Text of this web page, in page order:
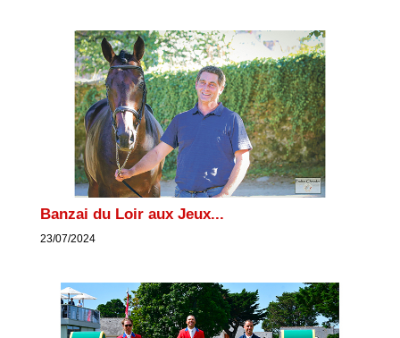
Banzai du Loir aux Jeux...
23/07/2024